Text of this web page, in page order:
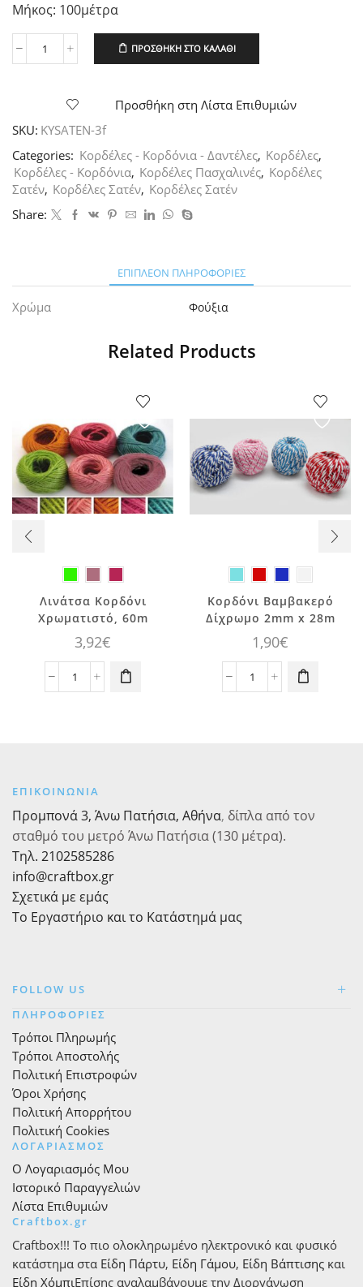
Μήκος: 100μέτρα
Κορδέλα
Όψης
3mm
ποσότητα
ΠΡΟΣΘΉΚΗ ΣΤΟ ΚΑΛΆΘΙ
Προσθήκη στη Λίστα Επιθυμιών
SKU: KYSATEN-3f
Categories: Κορδέλες - Κορδόνια - Δαντέλες, Κορδέλες,
Κορδέλες - Κορδόνια, Κορδέλες Πασχαλινές, Κορδέλες
Σατέν, Κορδέλες Σατέν, Κορδέλες Σατέν
Share:
ΕΠΙΠΛΈΟΝ ΠΛΗΡΟΦΟΡΊΕΣ
Χρώμα Φούξια
Related Products
Λινάτσα Κορδόνι
Χρωματιστό, 60m
3,92€
Λινάτσα
Αυτό το
προϊόν έχει
πολλαπλές
παραλλαγές.
Οι επιλογές
μπορούν να
Κορδόνι Βαμβακερό
Δίχρωμο 2mm x 28m
1,90€
Κορδόνι
Αυτό το
προϊόν έχει
πολλαπλές
παραλλαγές.
Οι επιλογές
μπορούν να
ΕΠΙΚΟΙΝΩΝΙΑ
Προμπονά 3, Άνω Πατήσια, Αθήνα, δίπλα από τον
σταθμό του μετρό Άνω Πατήσια (130 μέτρα).
Τηλ. 2102585286
info@craftbox.gr
Σχετικά με εμάς
Το Εργαστήριο και το Κατάστημά μας
FOLLOW US
ΠΛΗΡΟΦΟΡΙΕΣ
Τρόποι Πληρωμής
Τρόποι Αποστολής
Πολιτική Επιστροφών
Όροι Χρήσης
Πολιτική Απορρήτου
Πολιτική Cookies
ΛΟΓΑΡΙΑΣΜΟΣ
Ο Λογαριασμός Μου
Ιστορικό Παραγγελιών
Λίστα Επιθυμιών
Craftbox.gr
Craftbox!!! Το πιο ολοκληρωμένο ηλεκτρονικό και φυσικό
κατάστημα στα Είδη Πάρτυ, Είδη Γάμου, Είδη Βάπτισης και
Είδη ΧόμπιΕπίσης αναλαμβάνουμε την Διοργάνωση